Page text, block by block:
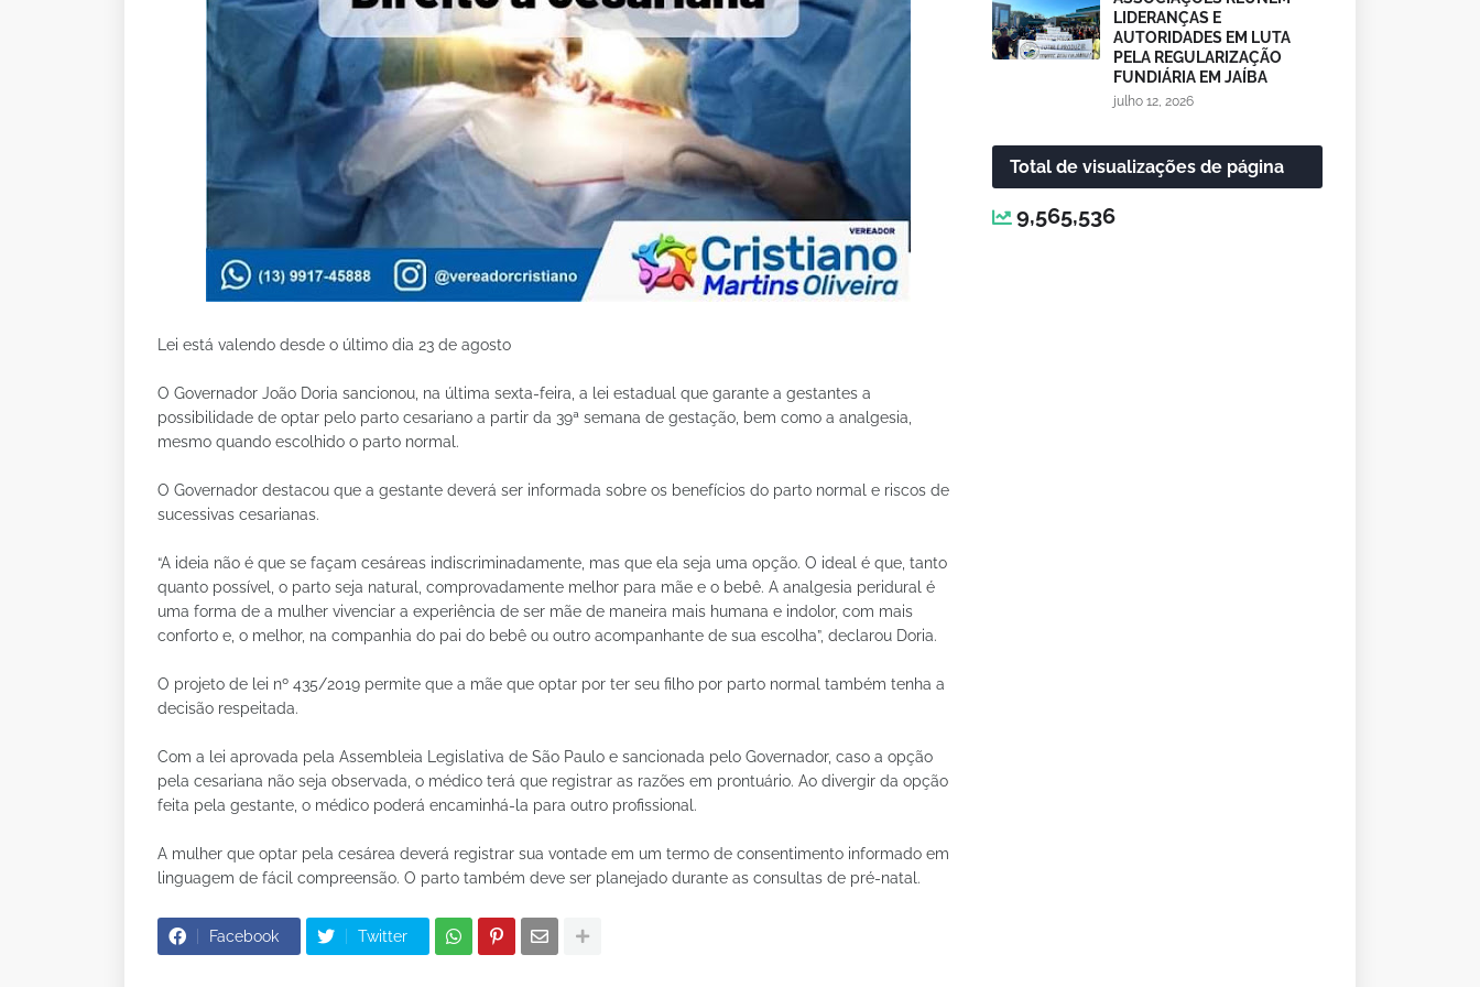
Lei está valendo desde o último dia 23 de agosto
O Governador João Doria sancionou, na última sexta-feira, a lei estadual que garante a gestantes a
possibilidade de optar pelo parto cesariano a partir da 39ª semana de gestação, bem como a analgesia,
mesmo quando escolhido o parto normal.
O Governador destacou que a gestante deverá ser informada sobre os benefícios do parto normal e riscos de
sucessivas cesarianas.
“A ideia não é que se façam cesáreas indiscriminadamente, mas que ela seja uma opção. O ideal é que, tanto
quanto possível, o parto seja natural, comprovadamente melhor para mãe e o bebê. A analgesia peridural é
uma forma de a mulher vivenciar a experiência de ser mãe de maneira mais humana e indolor, com mais
conforto e, o melhor, na companhia do pai do bebê ou outro acompanhante de sua escolha”, declarou Doria.
O projeto de lei nº 435/2019 permite que a mãe que optar por ter seu filho por parto normal também tenha a
decisão respeitada.
Com a lei aprovada pela Assembleia Legislativa de São Paulo e sancionada pelo Governador, caso a opção
pela cesariana não seja observada, o médico terá que registrar as razões em prontuário. Ao divergir da opção
feita pela gestante, o médico poderá encaminhá-la para outro profissional.
A mulher que optar pela cesárea deverá registrar sua vontade em um termo de consentimento informado em
linguagem de fácil compreensão. O parto também deve ser planejado durante as consultas de pré-natal.
Facebook Twitter
LIDERANÇAS E
AUTORIDADES EM LUTA
PELA REGULARIZAÇÃO
FUNDIÁRIA EM JAÍBA
julho 12, 2026
Total de visualizações de página
9,565,536